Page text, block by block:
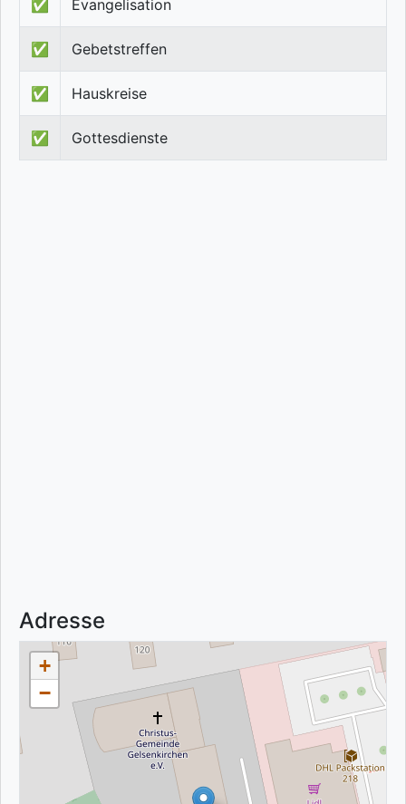
✅ Evangelisation
✅ Gebetstreffen
✅ Hauskreise
✅ Gottesdienste
Adresse
+
−